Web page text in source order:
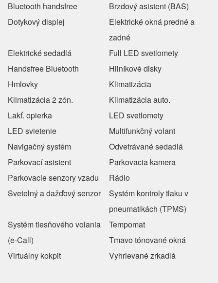
Bluetooth handsfree
Brzdový asistent (BAS)
Dotykový displej
Elektrické okná predné a
zadné
Elektrické sedadlá
Full LED svetlomety
Handsfree Bluetooth
Hliníkové disky
Hmlovky
Klimatizácia
Klimatizácia 2 zón.
Klimatizácia auto.
Lakť. opierka
LED svetlomety
LED svietenie
Multifunkčný volant
Navigačný systém
Odvetrávané sedadlá
Parkovací asistent
Parkovacia kamera
Parkovacie senzory vzadu
Rádio
Svetelný a dažďový senzor
Systém kontroly tlaku v
pneumatikách (TPMS)
Systém tiesňového volania
(e-Call)
Tempomat
Tmavo tónované okná
Virtuálny kokpit
Vyhrievané zrkadlá